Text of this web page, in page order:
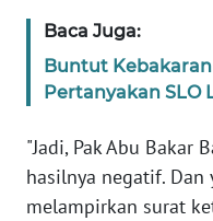
Baca Juga:
Buntut
Pertanyakan SLO
"Jadi, Pak Abu Bakar
hasilnya negatif.
melampirkan surat
WN
SUMUT
WN
JAKARTA